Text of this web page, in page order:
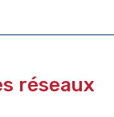
réseaux